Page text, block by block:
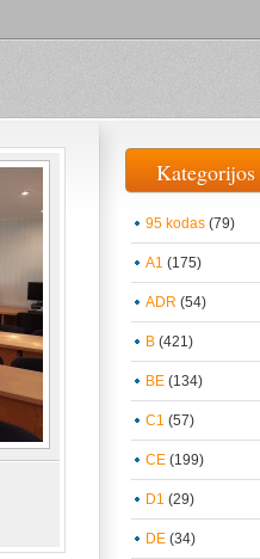
Kategorijos
95 kodas (79)
A1 (175)
ADR (54)
B (421)
BE (134)
C1 (57)
CE (199)
D1 (29)
DE (34)